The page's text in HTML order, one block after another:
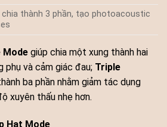
chia thành 3 phần, tạo photoacoustic
Mode giúp chia một xung thành hai
phụ và cảm giác đau; Triple
ba phần nhằm giảm tác dụng
xuyên thấu nhẹ hơn.
Hat Mode